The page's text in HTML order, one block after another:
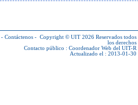
- Contáctenos - Copyright © UIT 2026 Reservados todos
los derechos
Contacto público : Coordenador Web del UIT-R
Actualizado el : 2013-01-30